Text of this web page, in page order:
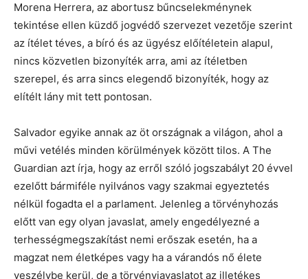
Morena Herrera, az abortusz bűncselekménynek
tekintése ellen küzdő jogvédő szervezet vezetője szerint
az ítélet téves, a bíró és az ügyész előítéletein alapul,
nincs közvetlen bizonyíték arra, ami az ítéletben
szerepel, és arra sincs elegendő bizonyíték, hogy az
elítélt lány mit tett pontosan.
Salvador egyike annak az öt országnak a világon, ahol a
művi vetélés minden körülmények között tilos. A The
Guardian azt írja, hogy az erről szóló jogszabályt 20 évvel
ezelőtt bármiféle nyilvános vagy szakmai egyeztetés
nélkül fogadta el a parlament. Jelenleg a törvényhozás
előtt van egy olyan javaslat, amely engedélyezné a
terhességmegszakítást nemi erőszak esetén, ha a
magzat nem életképes vagy ha a várandós nő élete
veszélybe kerül, de a törvényjavaslatot az illetékes